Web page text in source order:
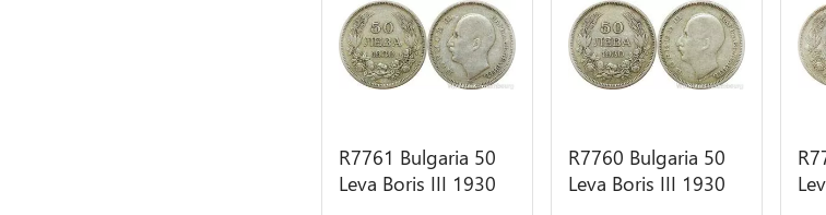
R7761 Bulgaria 50
Leva Boris III 1930
R7760 Bulgaria 50
Leva Boris III 1930